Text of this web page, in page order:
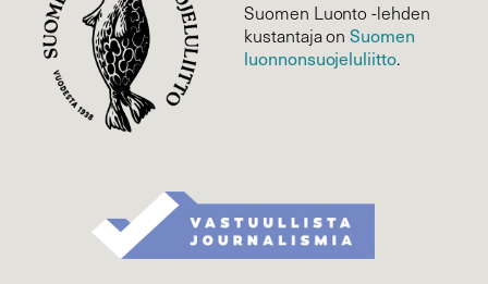
Suomen Luonto -lehden
kustantaja onSuomen
luonnonsuojelu­liitto.